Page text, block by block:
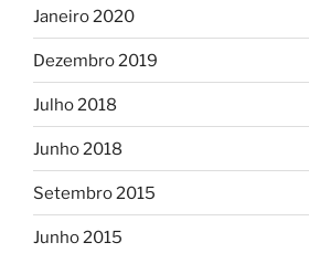
Janeiro 2020
Dezembro 2019
Julho 2018
Junho 2018
Setembro 2015
Junho 2015